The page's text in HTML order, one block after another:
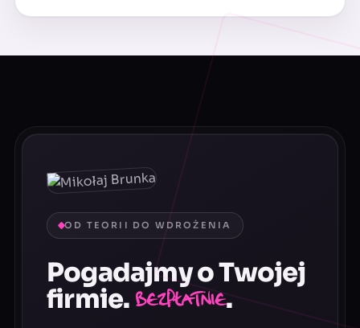
OD TEORII DO WDROŻENIA
Pogadajmy o Twojej
firmie. Bezpłatnie.